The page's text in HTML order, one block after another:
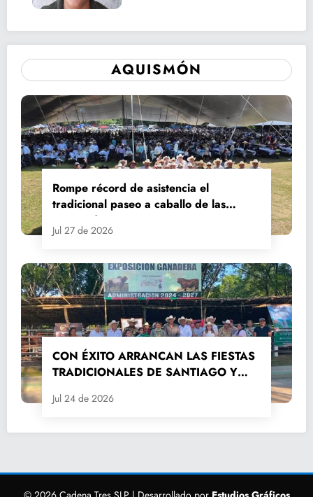
AQUISMÓN
Rompe récord de asistencia el
tradicional paseo a caballo de las
Fiestas de Santiago y Santa Ana
Jul 27 de 2026
CON ÉXITO ARRANCAN LAS FIESTAS
TRADICIONALES DE SANTIAGO Y
Jul 24 de 2026